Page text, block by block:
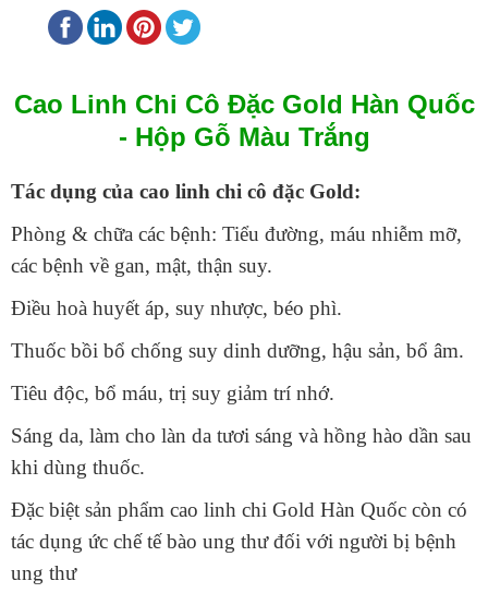
Cao Linh Chi Cô Đặc Gold Hàn Quốc
- Hộp Gỗ Màu Trắng
Tác dụng của cao linh chi cô đặc Gold:
Phòng & chữa các bệnh: Tiểu đường, máu nhiễm mỡ,
các bệnh về gan, mật, thận suy.
Điều hoà huyết áp, suy nhược, béo phì.
Thuốc bồi bổ chống suy dinh dưỡng, hậu sản, bổ âm.
Tiêu độc, bổ máu, trị suy giảm trí nhớ.
Sáng da, làm cho làn da tươi sáng và hồng hào dần sau
khi dùng thuốc.
Đặc biệt sản phẩm cao linh chi Gold Hàn Quốc còn có
tác dụng ức chế tế bào ung thư đối với người bị bệnh
ung thư